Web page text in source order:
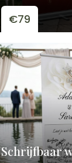
€79
Schrijfbaar